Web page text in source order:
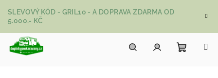
SLEVOVÝ KÓD - GRIL10 - A DOPRAVA ZDARMA OD
5.000,- KČ